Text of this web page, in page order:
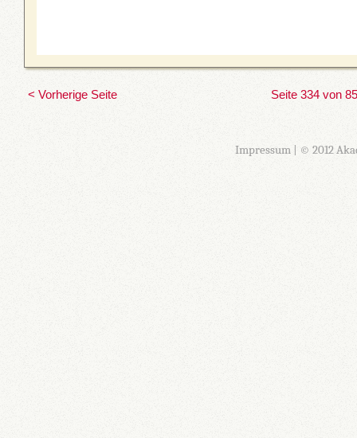
< Vorherige Seite Seite 334 von
Impressum| © 2012